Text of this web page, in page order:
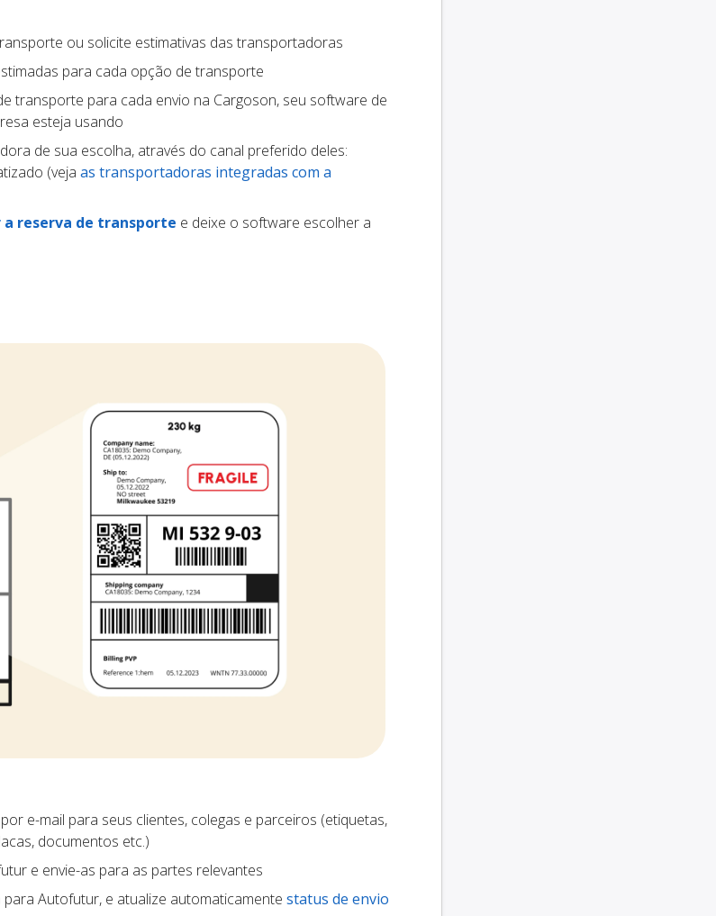
ou solicite estimativas das transportadoras
para cada opção de transporte
transporte para cada envio na Cargoson, seu software de
esteja usando
de sua escolha, através do canal preferido deles:
(veja as transportadoras integradas com a
reserva de transporte e deixe o software escolher a
e-mail para seus clientes, colegas e parceiros (etiquetas,
documentos etc.)
e envie-as para as partes relevantes
Autofutur, e atualize automaticamente status de envio